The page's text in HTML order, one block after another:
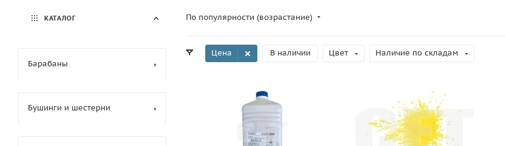
По популярности (возрастание)
Цена В наличии Цвет Наличие по складам
КАТАЛОГ
Барабаны
Бушинги и шестерни